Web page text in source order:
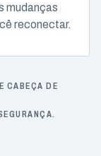
mudanças
reconectar.
CABEÇA DE